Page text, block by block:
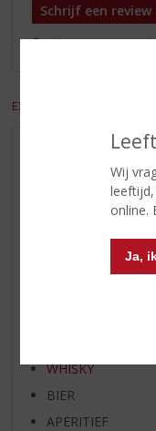
Wij
online.
Ja,
Schrijf een review
Er zijn nog geen
EXCL. BTW
WIJN VAN DE
WHISKY VAN DE
RUM VAN DE
BIER VAN DE
WHISKY
BIER
APERITIEF